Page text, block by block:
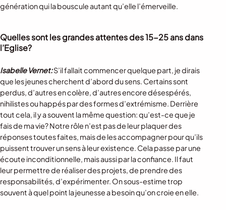
génération qui la bouscule autant qu’elle l’émerveille.
Quelles sont les grandes attentes des 15-25 ans dans
l’Eglise?
Isabelle Vernet:S’il fallait commencer quelque part, je dirais
que les jeunes cherchent d’abord du sens. Certains sont
perdus, d’autres en colère, d’autres encore désespérés,
nihilistes ou happés par des formes d’extrémisme. Derrière
tout cela, il y a souvent la même question: qu’est-ce que je
fais de ma vie? Notre rôle n’est pas de leur plaquer des
réponses toutes faites, mais de les accompagner pour qu’ils
puissent trouver un sens à leur existence. Cela passe par une
écoute inconditionnelle, mais aussi par la confiance. Il faut
leur permettre de réaliser des projets, de prendre des
responsabilités, d’expérimenter. On sous-estime trop
souvent à quel point la jeunesse a besoin qu’on croie en elle.